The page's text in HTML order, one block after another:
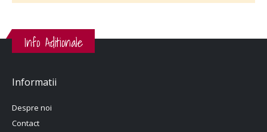
Info Aditionale
Informatii
Despre noi
Contact